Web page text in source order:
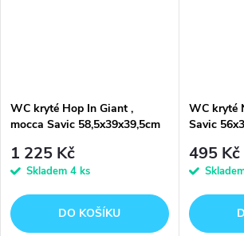
WC kryté Hop In Giant ,
mocca Savic 58,5x39x39,5cm
1 225 Kč
Skladem 4 ks
DO KOŠÍKU
WC kryté
Savic
495 Kč